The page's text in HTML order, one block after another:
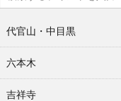
代官山・中目黒
六本木
吉祥寺